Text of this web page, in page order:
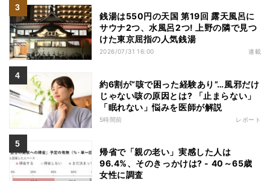
銭湯は550円の天国 第19回 露天風呂に
サウナ2つ、水風呂2つ! 上野の隣で見つ
けた東京屈指の人気銭湯
2026/07/31 16:00 連載
約6割が“咳で困った経験あり”…風邪だけ
じゃない咳の原因とは? 「止まらない」
「眠れない」悩みを医師が解説
5時間前 レポート
帰省で「親の老い」実感した人は
96.4%、そのきっかけは? - 40～65歳
女性に調査